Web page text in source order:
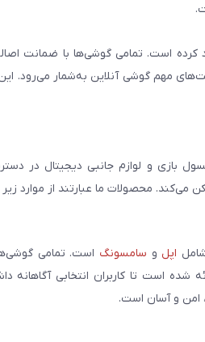
کرده است. تمامی گوشی‌ها با ضمانت
مهم گوشی آنلاین به‌شمار می‌رود.
بازی و لوازم جانبی دیجیتال در
می‌کند. محصولات ما عبارتند از موارد
اپل و سامسونگ است. تمامی
است تا کاربران انتخابی آگاهانه
امن و آسان است.